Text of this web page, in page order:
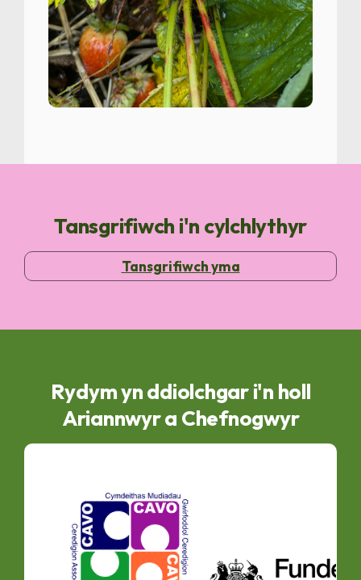
Tansgrifiwch i'n cylchlythyr
Tansgrifiwch yma
Rydym yn ddiolchgar i'n holl
Ariannwyr a Chefnogwyr